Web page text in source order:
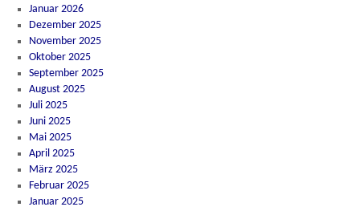
Januar 2026
Dezember 2025
November 2025
Oktober 2025
September 2025
August 2025
Juli 2025
Juni 2025
Mai 2025
April 2025
März 2025
Februar 2025
Januar 2025